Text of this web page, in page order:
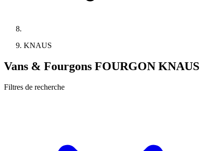
KNAUS
Vans & Fourgons FOURGON KNAUS
Filtres de recherche